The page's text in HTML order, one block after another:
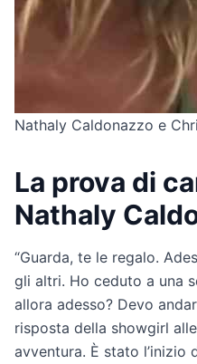
Nathaly Caldonazzo e
La prova di
Nathaly
“Guarda, te le regalo.
gli altri. Ho ceduto a una
allora adesso? Devo
risposta della showgirl
avventura. È stato